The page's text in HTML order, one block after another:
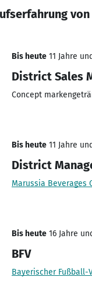
Bis heute 11 Jahre
District Sales
Concept
Bis heute 11 Jahre
District
Marussia Beverages
Bis heute 16 Jahre
BFV
Bayerischer Fußball-